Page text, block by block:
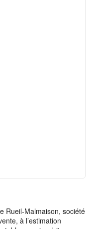
Rueil-Malmaison, société
à l’estimation